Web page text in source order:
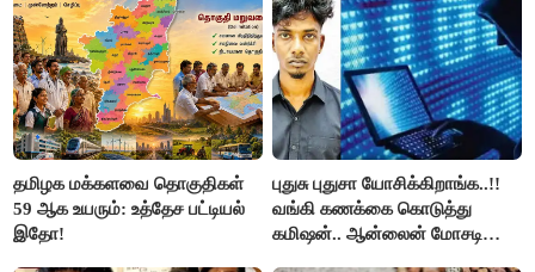
தமிழக மக்களவை தொகுதிகள்
59 ஆக உயரும்: உத்தேச பட்டியல்
இதோ!
புதுசு புதுசா யோசிக்கிறாங்க..!!
வங்கி கணக்கை கொடுத்து
கமிஷன்.. ஆன்லைன் மோசடி